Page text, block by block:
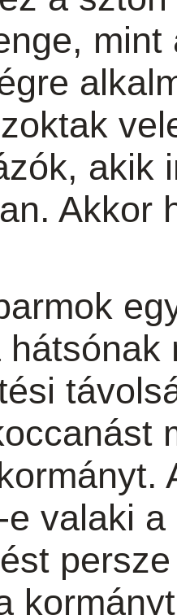
akik
Akkor
valaki